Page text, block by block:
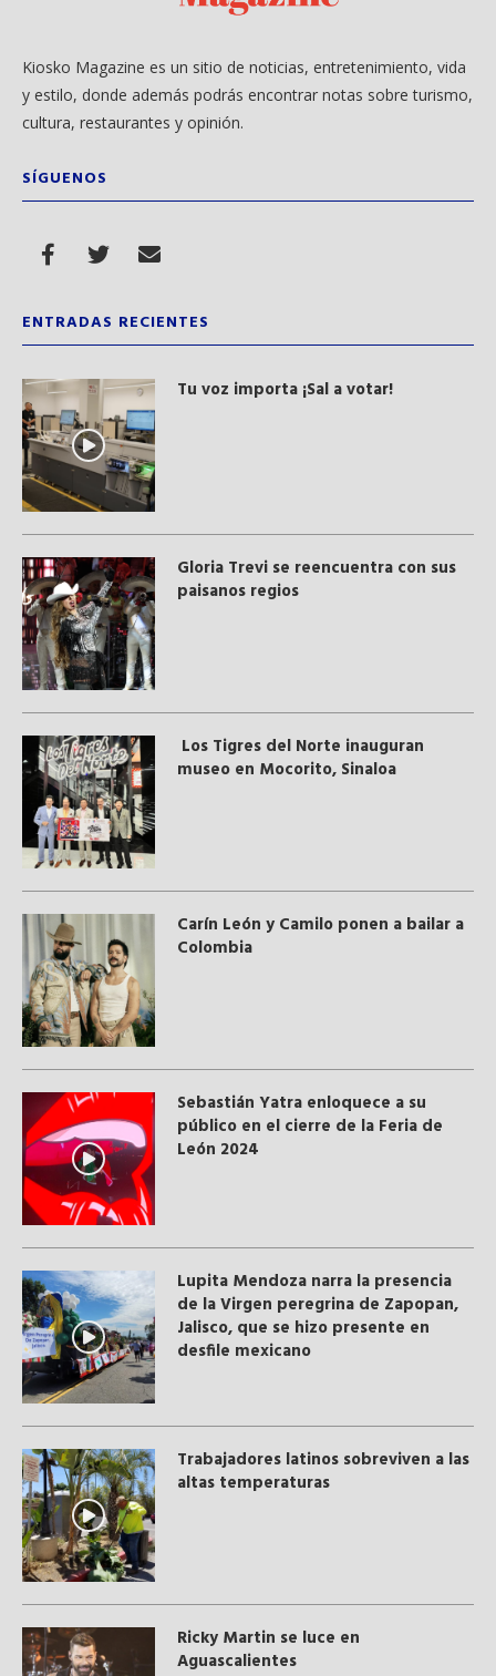
Kiosko Magazine es un sitio de noticias, entretenimiento, vida
y estilo, donde además podrás encontrar notas sobre turismo,
cultura, restaurantes y opinión.
SÍGUENOS
ENTRADAS RECIENTES
Tu voz importa ¡Sal a votar!
Gloria Trevi se reencuentra con sus
paisanos regios
Los Tigres del Norte inauguran
museo en Mocorito, Sinaloa
Carín León y Camilo ponen a bailar a
Colombia
Sebastián Yatra enloquece a su
público en el cierre de la Feria de
León 2024
Lupita Mendoza narra la presencia
de la Virgen peregrina de Zapopan,
Jalisco, que se hizo presente en
desfile mexicano
Trabajadores latinos sobreviven a las
altas temperaturas
Ricky Martin se luce en
Aguascalientes